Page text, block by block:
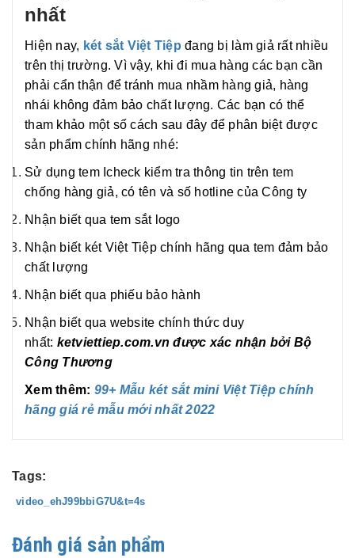
nhất
Hiện nay, két sắt Việt Tiệp đang bị làm giả rất nhiều
trên thị trường. Vì vậy, khi đi mua hàng các bạn cần
phải cẩn thận để tránh mua nhầm hàng giả, hàng
nhái không đảm bảo chất lượng. Các bạn có thể
tham khảo một số cách sau đây để phân biệt được
sản phẩm chính hãng nhé:
Sử dụng tem Icheck kiểm tra thông tin trên tem
chống hàng giả, có tên và số hotline của Công ty
Nhận biết qua tem sắt logo
Nhận biết két Việt Tiệp chính hãng qua tem đảm bảo
chất lượng
Nhận biết qua phiếu bảo hành
Nhận biết qua website chính thức duy
nhất: ketviettiep.com.vn được xác nhận bởi Bộ
Công Thương
Xem thêm: 99+ Mẫu két sắt mini Việt Tiệp chính
hãng giá rẻ mẫu mới nhất 2022
Tags:
video_ehJ99bbiG7U&t=4s
Đánh giá sản phẩm